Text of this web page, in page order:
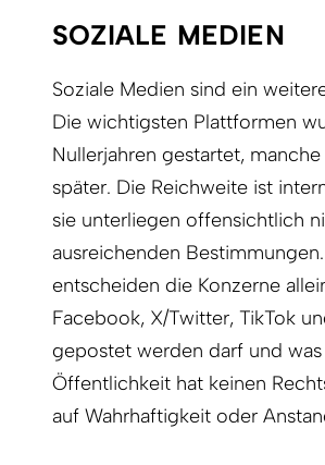
SOZIALE MEDIEN
Soziale Medien sind ein
Die wichtigsten Plattformen
Nullerjahren gestartet,
später. Die Reichweite ist
sie unterliegen offensichtlich
ausreichenden
entscheiden die Konzerne
Facebook, X/Twitter, TikTok
gepostet werden darf und
Öffentlichkeit hat keinen
auf Wahrhaftigkeit oder